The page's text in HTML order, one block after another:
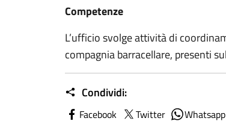
Competenze
L’ufficio svolge attività di
compagnia barracellare, presenti
Condividi:
Facebook Twitter Whatsapp